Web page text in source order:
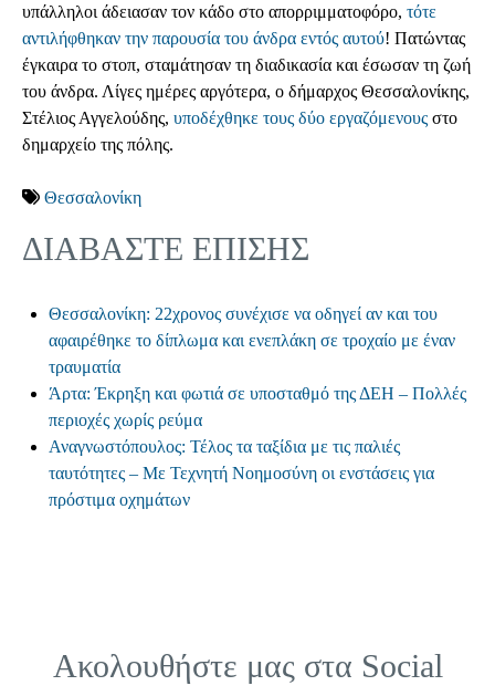
υπάλληλοι άδειασαν τον κάδο στο απορριμματοφόρο, τότε
αντιλήφθηκαν την παρουσία του άνδρα εντός αυτού! Πατώντας
έγκαιρα το στοπ, σταμάτησαν τη διαδικασία και έσωσαν τη ζωή
του άνδρα. Λίγες ημέρες αργότερα, ο δήμαρχος Θεσσαλονίκης,
Στέλιος Αγγελούδης, υποδέχθηκε τους δύο εργαζόμενους στο
δημαρχείο της πόλης.
Θεσσαλονίκη
ΔΙΑΒΑΣΤΕ ΕΠΙΣΗΣ
Θεσσαλονίκη: 22χρονος συνέχισε να οδηγεί αν και του
αφαιρέθηκε το δίπλωμα και ενεπλάκη σε τροχαίο με έναν
τραυματία
Άρτα: Έκρηξη και φωτιά σε υποσταθμό της ΔΕΗ – Πολλές
περιοχές χωρίς ρεύμα
Αναγνωστόπουλος: Τέλος τα ταξίδια με τις παλιές
ταυτότητες – Με Τεχνητή Νοημοσύνη οι ενστάσεις για
πρόστιμα οχημάτων
Ακολουθήστε μας στα Social